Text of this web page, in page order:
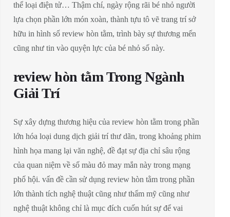
thể loại điện tử… Thậm chí, ngày rộng rãi bé nhỏ người
lựa chọn phần lớn món xoàn, thành tựu tô vẽ trang trí sở
hữu in hình số review hòn tằm, trình bày sự thương mến
cũng như tin vào quyện lực của bé nhỏ số này.
review hòn tằm Trong Ngành
Giải Trí
Sự xây dựng thương hiệu của review hòn tằm trong phần
lớn hóa loại dung dịch giải trí thư dãn, trong khoảng phim
hình họa mang lại văn nghệ, đề đạt sự địa chỉ sâu rộng
của quan niệm về số màu đỏ may mắn này trong mạng
phố hội. vấn đề cần sử dụng review hòn tằm trong phần
lớn thành tích nghệ thuật cũng như thẩm mỹ cũng như
nghệ thuật không chỉ là mục đích cuốn hút sự để vai